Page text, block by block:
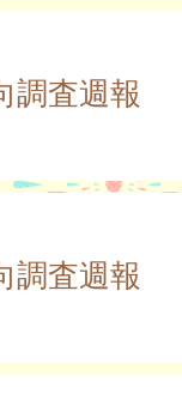
調査週報
調査週報